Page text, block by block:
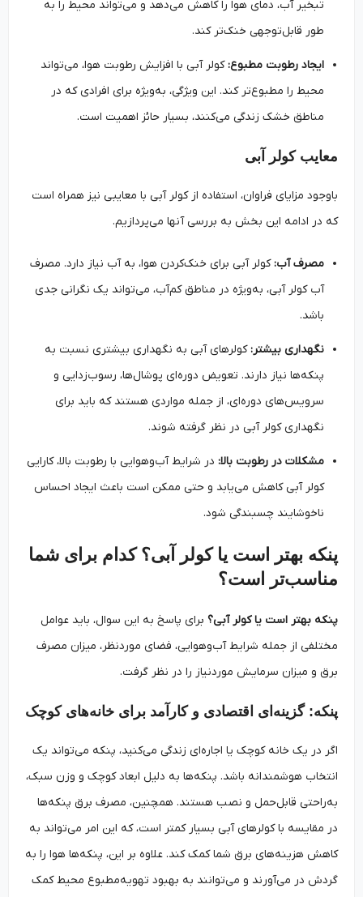
تبخیر آب، دمای هوا را کاهش می‌دهد و می‌تواند محیط را به
طور قابل‌توجهی خنک‌تر کند.
ایجاد رطوبت مطبوع:کولر آبی با افزایش رطوبت هوا، می‌تواند
محیط را مطبوع‌تر کند. این ویژگی، به‌ویژه برای افرادی که در
مناطق خشک زندگی می‌کنند، بسیار حائز اهمیت است.
معایب کولر آبی
باوجود مزایای فراوان، استفاده از کولر آبی با معایبی نیز همراه است
که در ادامه این بخش به بررسی آنها می‌پردازیم.
مصرف آب:کولر آبی برای خنک‌کردن هوا، به آب نیاز دارد. مصرف
آب کولر آبی، به‌ویژه در مناطق کم‌آب، می‌تواند یک نگرانی جدی
نگهداری بیشتر:کولرهای آبی به نگهداری بیشتری نسبت به
پنکه‌ها نیاز دارند. تعویض دوره‌ای پوشال‌ها، رسوب‌زدایی و
سرویس‌های دوره‌ای، از جمله مواردی هستند که باید برای
نگهداری کولر آبی در نظر گرفته شوند.
مشکلات در رطوبت بالا:در شرایط آب‌وهوایی با رطوبت بالا، کارایی
کولر آبی کاهش می‌یابد و حتی ممکن است باعث ایجاد احساس
ناخوشایند چسبندگی شود.
پنکه بهتر است یا کولر آبی؟ کدام برای شما
مناسب‌تر است؟
پنکه بهتر است یا کولر آبی؟برای پاسخ به این سوال، باید عوامل
مختلفی از جمله شرایط آب‌وهوایی، فضای موردنظر، میزان مصرف
برق و میزان سرمایش موردنیاز را در نظر گرفت.
پنکه: گزینه‌ای اقتصادی و کارآمد برای خانه‌های کوچک
اگر در یک خانه کوچک یا اجاره‌ای زندگی می‌کنید، پنکه می‌تواند یک
انتخاب هوشمندانه باشد. پنکه‌ها به دلیل ابعاد کوچک و وزن سبک،
به‌راحتی قابل‌حمل و نصب هستند. همچنین، مصرف برق پنکه‌ها
در مقایسه با کولرهای آبی بسیار کمتر است، که این امر می‌تواند به
کاهش هزینه‌های برق شما کمک کند. علاوه بر این، پنکه‌ها هوا را به
گردش در می‌آورند و می‌توانند به بهبود تهویه‌مطبوع محیط کمک